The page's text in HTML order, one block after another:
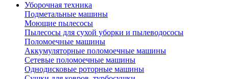
Уборочная техника
Подметальные машины
Моющие пылесосы
Пылесосы для сухой уборки и пылеводососы
Поломоечные машины
Аккумуляторные поломоечные машины
Сетевые поломоечные машины
Однодисковые роторные машины